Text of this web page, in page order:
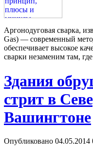
Аргонодуговая сварка,
Gas) — современный
обеспечивает высокое
сварки незаменим там,
Здания
стрит в
Вашингтоне
Опубликовано 04.05.2014